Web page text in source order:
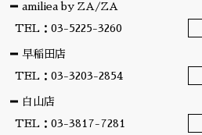
amiliea by ZA/ZA
TEL：03-5225-3260
早稲田店
TEL：03-3203-2854
白山店
TEL：03-3817-7281